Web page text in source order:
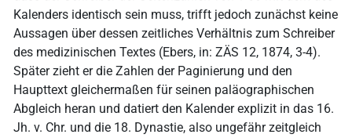
Kalenders identisch sein muss, trifft jedoch zunächst keine
Aussagen über dessen zeitliches Verhältnis zum Schreiber
des medizinischen Textes (Ebers, in: ZÄS 12, 1874, 3-4).
Später zieht er die Zahlen der Paginierung und den
Haupttext gleichermaßen für seinen paläographischen
Abgleich heran und datiert den Kalender explizit in das 16.
Jh. v. Chr. und die 18. Dynastie, also ungefähr zeitgleich